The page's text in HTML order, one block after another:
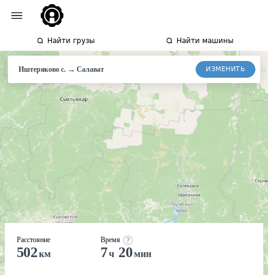
Найти грузы Найти машины
Иштеряково с.→Салават ИЗМЕНИТЬ
Расстояние
502км
Время
7ч 20мин